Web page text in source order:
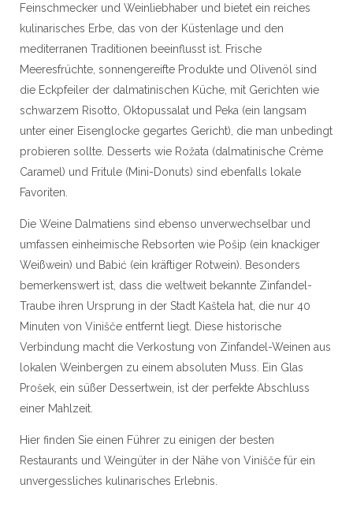
Feinschmecker und Weinliebhaber und bietet ein reiches
kulinarisches Erbe, das von der Küstenlage und den
mediterranen Traditionen beeinflusst ist. Frische
Meeresfrüchte, sonnengereifte Produkte und Olivenöl sind
die Eckpfeiler der dalmatinischen Küche, mit Gerichten wie
schwarzem Risotto, Oktopussalat und Peka (ein langsam
unter einer Eisenglocke gegartes Gericht), die man unbedingt
probieren sollte. Desserts wie Rožata (dalmatinische Crème
Caramel) und Fritule (Mini-Donuts) sind ebenfalls lokale
Favoriten.
Die Weine Dalmatiens sind ebenso unverwechselbar und
umfassen einheimische Rebsorten wie Pošip (ein knackiger
Weißwein) und Babić (ein kräftiger Rotwein). Besonders
bemerkenswert ist, dass die weltweit bekannte Zinfandel-
Traube ihren Ursprung in der Stadt Kaštela hat, die nur 40
Minuten von Vinišče entfernt liegt. Diese historische
Verbindung macht die Verkostung von Zinfandel-Weinen aus
lokalen Weinbergen zu einem absoluten Muss. Ein Glas
Prošek, ein süßer Dessertwein, ist der perfekte Abschluss
einer Mahlzeit.
Hier finden Sie einen Führer zu einigen der besten
Restaurants und Weingüter in der Nähe von Vinišče für ein
unvergessliches kulinarisches Erlebnis.